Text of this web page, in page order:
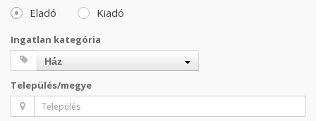
Eladó Kiadó
Ingatlan kategória
Ház
Település/megye